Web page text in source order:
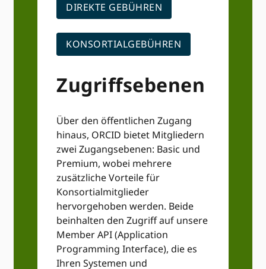
DIREKTE GEBÜHREN
KONSORTIALGEBÜHREN
Zugriffsebenen
Über den öffentlichen Zugang
hinaus, ORCID bietet Mitgliedern
zwei Zugangsebenen: Basic und
Premium, wobei mehrere
zusätzliche Vorteile für
Konsortialmitglieder
hervorgehoben werden. Beide
beinhalten den Zugriff auf unsere
Member API (Application
Programming Interface), die es
Ihren Systemen und